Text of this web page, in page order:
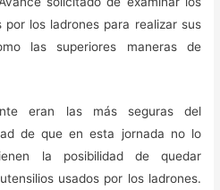
por los ladrones para realizar sus
las superiores maneras de
eran las más seguras del
de que en esta jornada no lo
la posibilidad de quedar
usados por los ladrones.